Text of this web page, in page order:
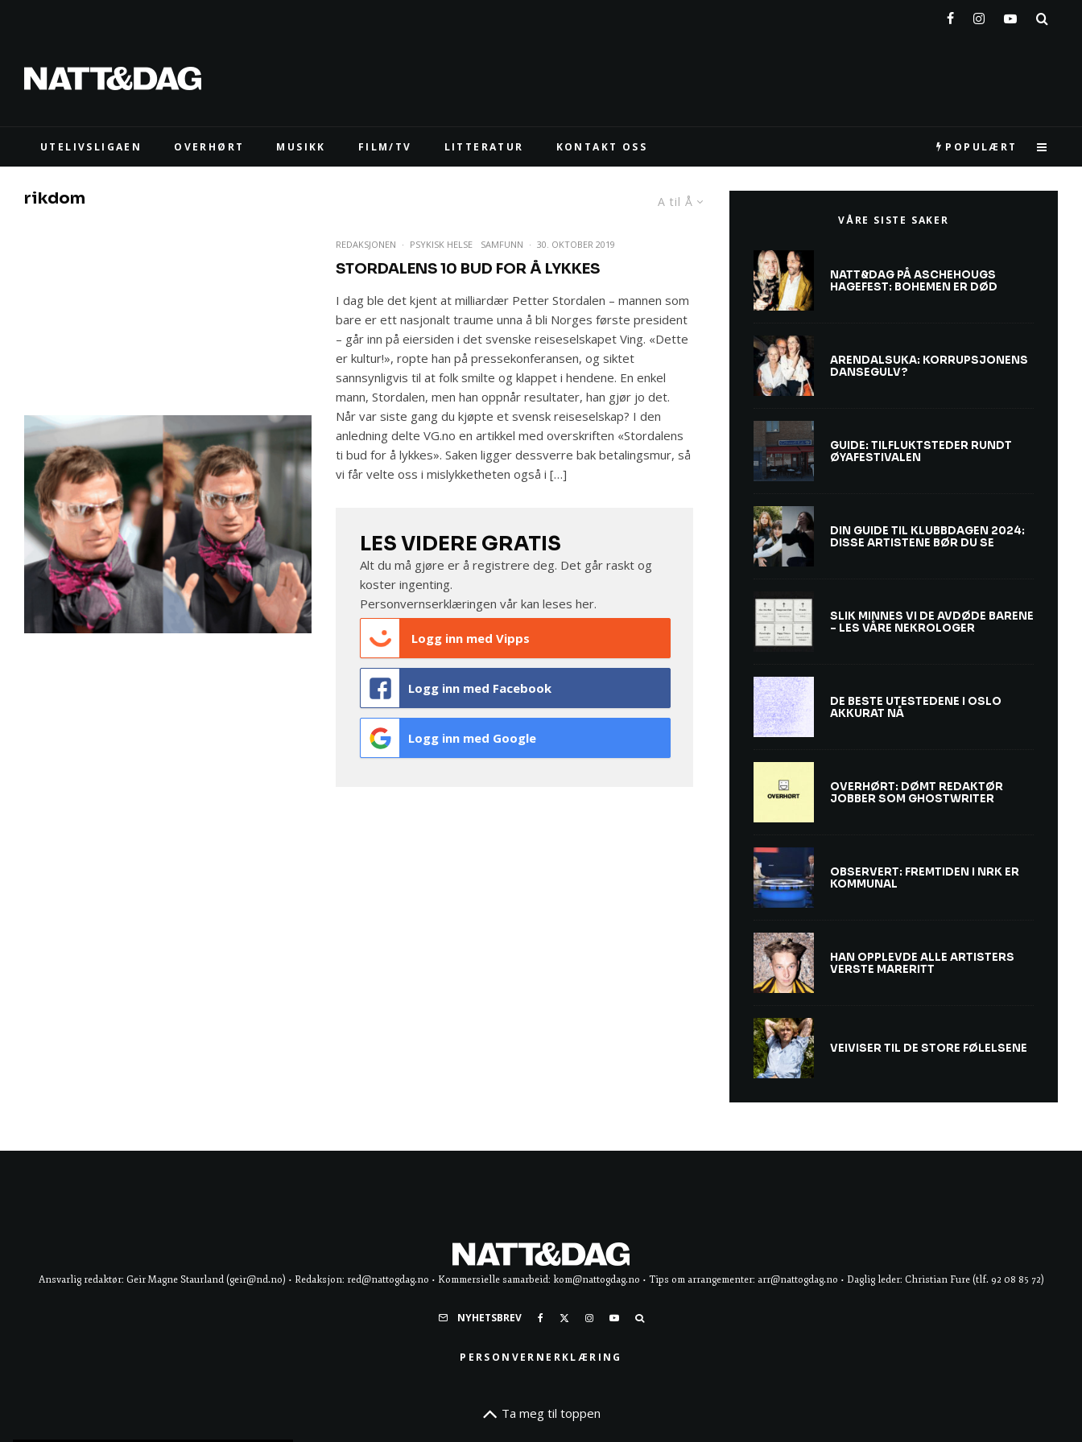
UTELIVSLIGAEN OVERHØRT MUSIKK FILM/TV LITTERATUR KONTAKT OSS POPULÆRT
A til Å
rikdom
REDAKSJONEN · PSYKISK HELSE SAMFUNN · 30. OKTOBER 2019
STORDALENS 10 BUD FOR Å LYKKES
I dag ble det kjent at milliardær Petter Stordalen – mannen som
bare er ett nasjonalt traume unna å bli Norges første president
– går inn på eiersiden i det svenske reiseselskapet Ving. «Dette
er kultur!», ropte han på pressekonferansen, og siktet
sannsynligvis til at folk smilte og klappet i hendene. En enkel
mann, Stordalen, men han oppnår resultater, han gjør jo det.
Når var siste gang du kjøpte et svensk reiseselskap? I den
anledning delte VG.no en artikkel med overskriften «Stordalens
ti bud for å lykkes». Saken ligger dessverre bak betalingsmur, så
vi får velte oss i mislykketheten også i […]
LES VIDERE GRATIS
Alt du må gjøre er å registrere deg. Det går raskt og
koster ingenting.
Personvernserklæringen vår kan lesesher.
Logg inn med Vipps
Logg inn med Facebook
Logg inn med Google
VÅRE SISTE SAKER
NATT&DAG PÅ ASCHEHOUGS
HAGEFEST: BOHEMEN ER DØD
ARENDALSUKA: KORRUPSJONENS
DANSEGULV?
GUIDE: TILFLUKTSTEDER RUNDT
ØYAFESTIVALEN
DIN GUIDE TIL KLUBBDAGEN 2024:
DISSE ARTISTENE BØR DU SE
SLIK MINNES VI DE AVDØDE BARENE
– LES VÅRE NEKROLOGER
DE BESTE UTESTEDENE I OSLO
AKKURAT NÅ
OVERHØRT: DØMT REDAKTØR
JOBBER SOM GHOSTWRITER
OBSERVERT: FREMTIDEN I NRK ER
KOMMUNAL
HAN OPPLEVDE ALLE ARTISTERS
VERSTE MARERITT
VEIVISER TIL DE STORE FØLELSENE
Ansvarlig redaktør: Geir Magne Staurland (geir@nd.no) • Redaksjon: red@nattogdag.no • Kommersielle samarbeid: kom@nattogdag.no • Tips om arrangementer: arr@nattogdag.no • Daglig leder: Christian Fure (tlf. 92 08 85 72)
NYHETSBREV
PERSONVERNERKLÆRING
Ta meg til toppen